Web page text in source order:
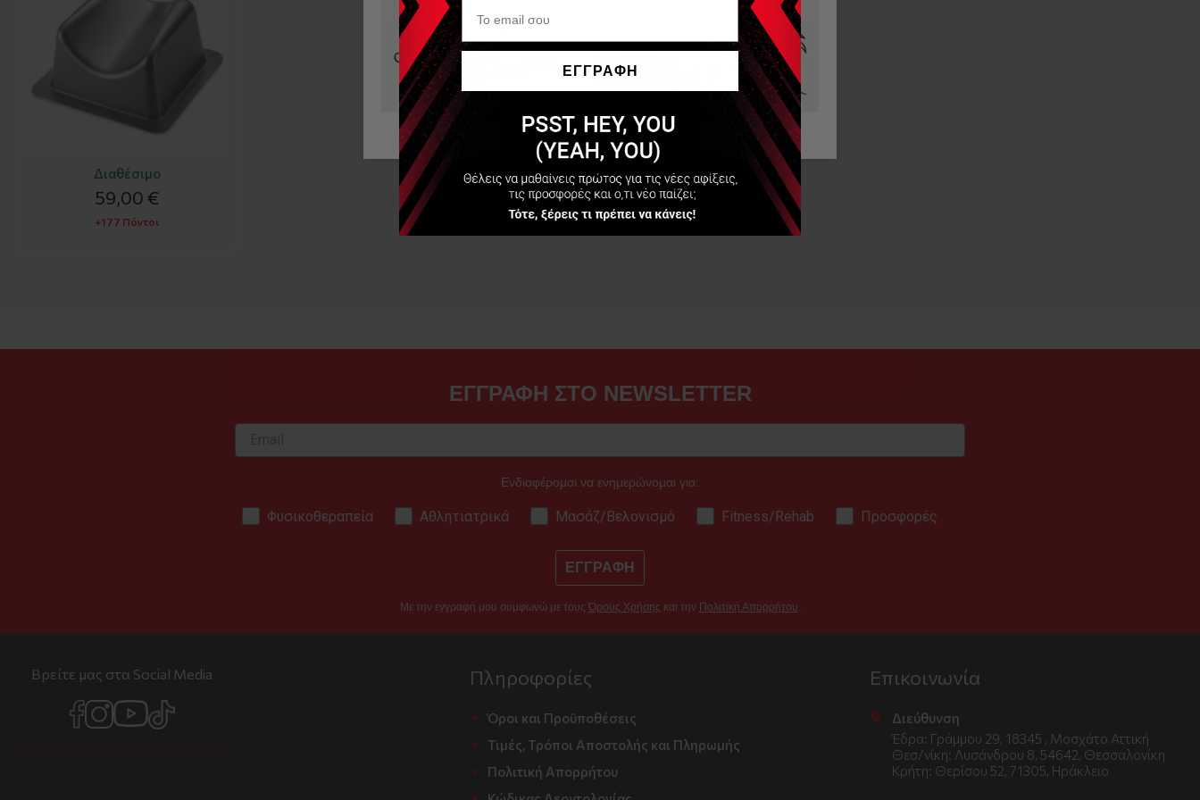
Διαθέσιμο
59,00 €
+177 Πόντοι
ΕΓΓΡΑΦΗ ΣΤΟ NEWSLETTER
Ενδιαφέρομαι να ενημερώνομαι για:
Φυσικοθεραπεία Αθλητιατρικά Μασάζ/Βελονισμό Fitness/Rehab Προσφορές
ΕΓΓΡΑΦΗ
Με την εγγραφή μου συμφωνώ με τους Όρους Χρήσης και την Πολιτική Απορρήτου.
Βρείτε μας στα Social Media Πληροφορίες
Όροι και Προϋποθέσεις
Τιμές, Τρόποι Αποστολής και Πληρωμής
Πολιτική Απορρήτου
Επικοινωνία
Διεύθυνση
Έδρα: Γράμμου 29, 18345 , Μοσχάτο Αττική
Θεσ/νίκη: Λυσάνδρου 8, 54642, Θεσσαλονίκη
Κρήτη: Θερίσου 52, 71305, Ηράκλειο
Να μην εμφανιστεί ξανά
ΕΓΓΡΑΦΗ